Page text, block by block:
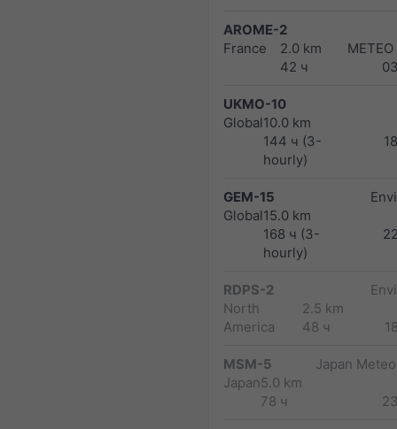
AROME-2
France
2.0 km
42 ч
UKMO-10
Global10.0 km
144 ч (3-
hourly)
GEM-15
Global15.0 km
168 ч (3-
hourly)
RDPS-2
North
America
2.5 km
48 ч
MSM-5
Japan5.0 km
78 ч
Japan